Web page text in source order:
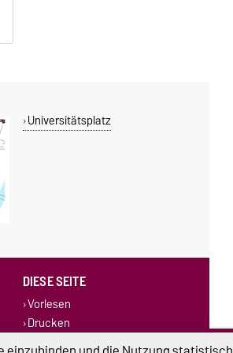
Universitätsplatz
DIESE SEITE
Vorlesen
Drucken